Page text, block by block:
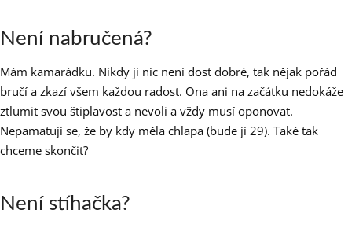
Není nabručená?
Mám kamarádku. Nikdy ji nic není dost dobré, tak nějak pořád
bručí a zkazí všem každou radost. Ona ani na začátku nedokáže
ztlumit svou štiplavost a nevoli a vždy musí oponovat.
Nepamatuji se, že by kdy měla chlapa (bude jí 29). Také tak
chceme skončit?
Není stíhačka?